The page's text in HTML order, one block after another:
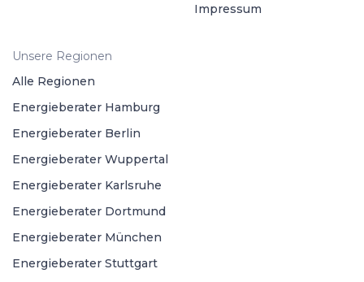
Impressum
Unsere Regionen
Alle Regionen
Energieberater Hamburg
Energieberater Berlin
Energieberater Wuppertal
Energieberater Karlsruhe
Energieberater Dortmund
Energieberater München
Energieberater Stuttgart